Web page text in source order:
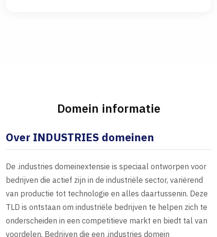
Domein informatie
Over INDUSTRIES domeinen
De .industries domeinextensie is speciaal ontworpen voor
bedrijven die actief zijn in de industriële sector, variërend
van productie tot technologie en alles daartussenin. Deze
TLD is ontstaan om industriële bedrijven te helpen zich te
onderscheiden in een competitieve markt en biedt tal van
voordelen. Bedrijven die een .industries domein